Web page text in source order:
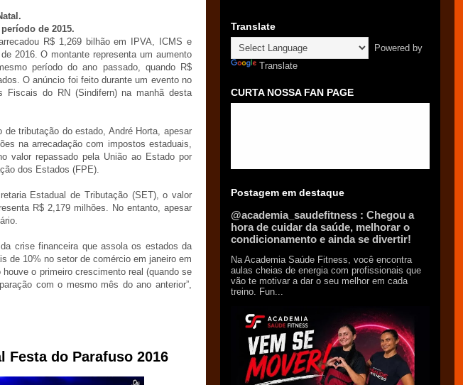
de 2015.
R$ 1,269 bilhão em IPVA, ICMS e
2016. O montante representa um aumento
período do ano passado, quando R$
O anúncio foi feito durante um evento no
Fiscais do RN (Sindifern) na manhã desta
de tributação do estado, André Horta, apesar
na arrecadação com impostos estaduais,
valor repassado pela União ao Estado por
dos Estados (FPE).
Estadual de Tributação (SET), o valor
R$ 2,179 milhões. No entanto, apesar
crise financeira que assola os estados da
de 10% no setor de comércio em janeiro em
o primeiro crescimento real (quando se
com o mesmo mês do ano anterior”,
Festa do Parafuso 2016
Translate
Powered by
Translate
CURTA NOSSA FAN PAGE
Postagem em destaque
@academia_saudefitness : Chegou a
hora de cuidar da saúde, melhorar o
condicionamento e ainda se divertir!
Na Academia Saúde Fitness, você encontra
aulas cheias de energia com profissionais que
vão te motivar a dar o seu melhor em cada
treino. Fun...